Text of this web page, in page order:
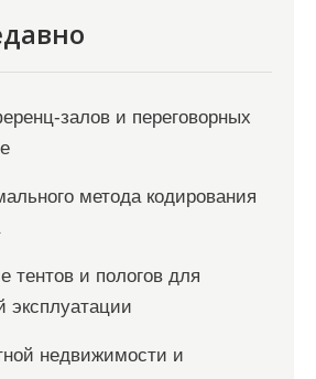
залов и переговорных
метода кодирования
тентов и пологов для
эксплуатации
недвижимости и